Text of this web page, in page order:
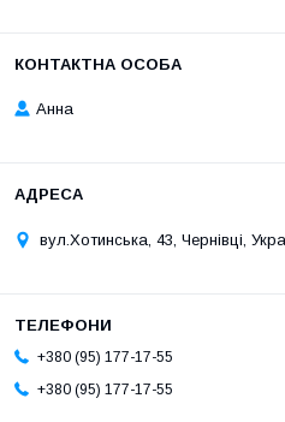
Анна
вул.Хотинська, 43, Чернівці,
+380 (95) 177-17-55
+380 (95) 177-17-55